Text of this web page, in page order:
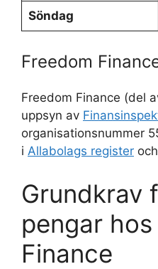
Söndag
Freedom
Freedom Finance (del
uppsyn av
organisationsnummer
i Allabolags register
Grundkrav
pengar
Finance